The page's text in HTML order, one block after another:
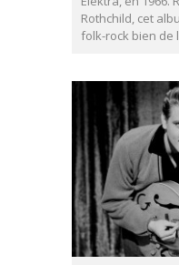
Rothchild, cet
folk-rock bien de